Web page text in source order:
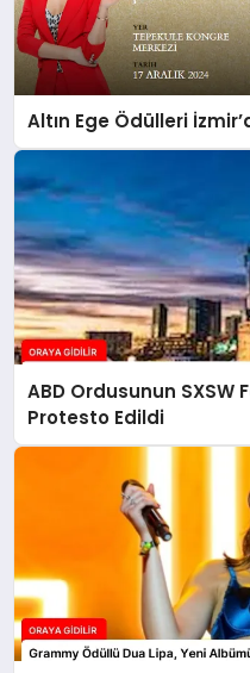
Altın Ege Ödülleri
ABD Ordusunun
Protesto Edildi